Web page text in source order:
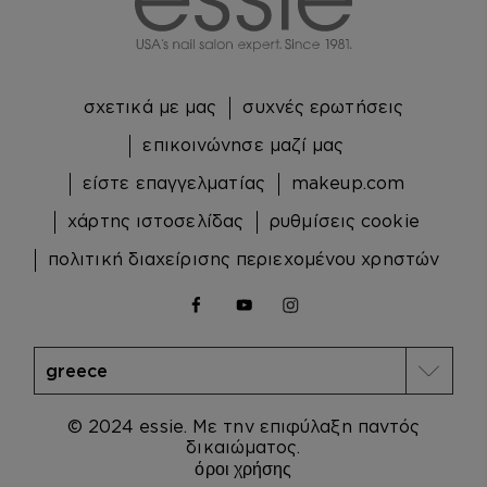
© 2024 essie. Με την επιφύλαξη παντός
δικαιώματος.
όροι χρήσης
σχετικά με μας
συχνές ερωτήσεις
επικοινώνησε μαζί μας
είστε επαγγελματίας
makeup.com
χάρτης ιστοσελίδας
ρυθμίσεις cookie
πολιτική διαχείρισης περιεχομένου χρηστών
facebookyoutubeinstagram